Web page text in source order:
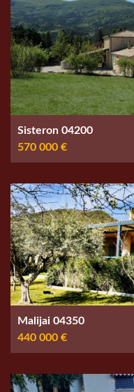
Sisteron 04200
570 000 €
Malijai 04350
440 000 €